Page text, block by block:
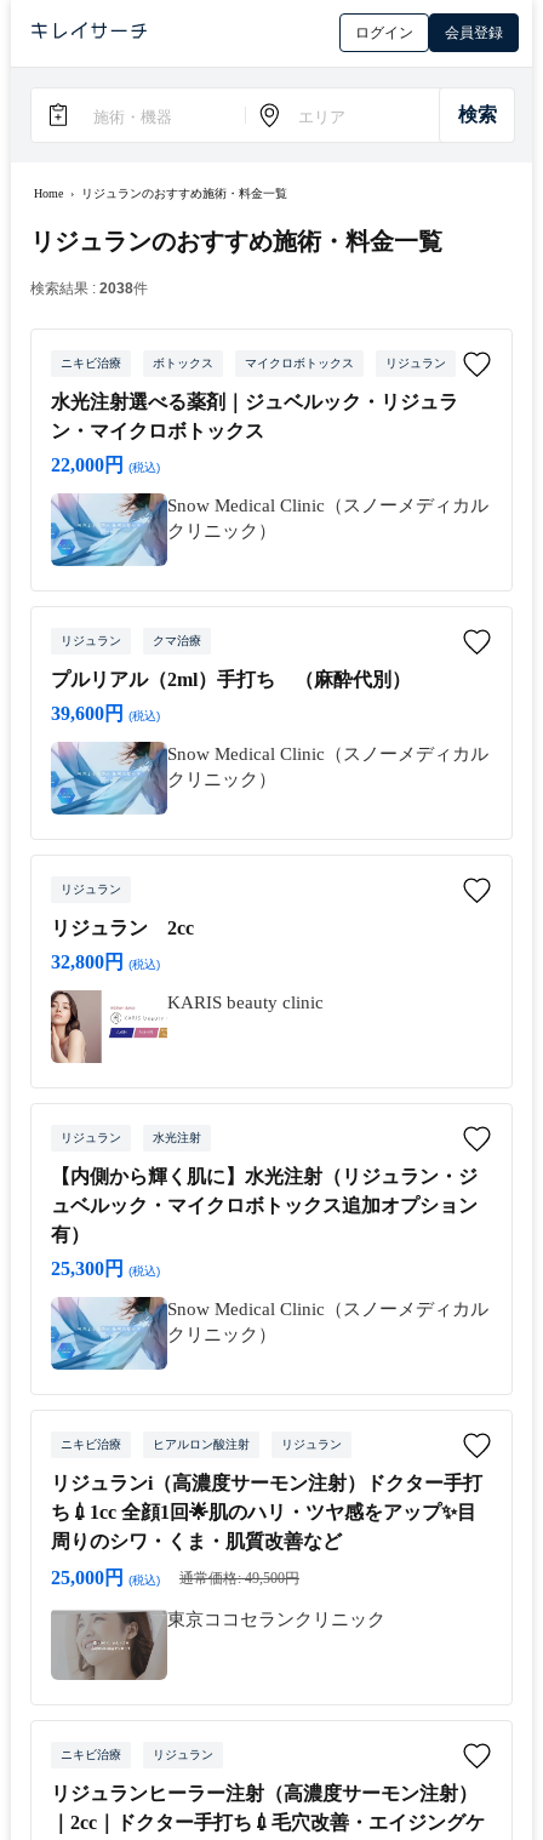
ログイン 会員登録
Home › リジュランのおすすめ施術・料金一覧
リジュランのおすすめ施術・料金一覧
検索結果 : 2038件
ニキビ治療 ボトックス マイクロボトックス リジュラン 水光注射
水光注射選べる薬剤｜ジュベルック・リジュラ
ン・マイクロボトックス
22,000円
(税込)
Snow Medical Clinic（スノーメディカル
クリニック）
リジュラン クマ治療
プルリアル（2ml）手打ち （麻酔代別）
39,600円
(税込)
Snow Medical Clinic（スノーメディカル
クリニック）
リジュラン
リジュラン 2cc
32,800円
(税込)
KARIS beauty clinic
リジュラン 水光注射
【内側から輝く肌に】水光注射（リジュラン・ジ
ュベルック・マイクロボトックス追加オプション
有）
25,300円
(税込)
Snow Medical Clinic（スノーメディカル
クリニック）
ニキビ治療 ヒアルロン酸注射 リジュラン
リジュランi（高濃度サーモン注射）ドクター手打
ち💉1cc 全顔1回🌟肌のハリ・ツヤ感をアップ✨目
周りのシワ・くま・肌質改善など
25,000円
(税込) 通常価格: 49,500円
東京ココセランクリニック
ニキビ治療 リジュラン
リジュランヒーラー注射（高濃度サーモン注射）
｜2cc｜ドクター手打ち💉毛穴改善・エイジングケ